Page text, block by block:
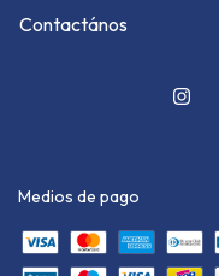
Contactános
Medios de pago